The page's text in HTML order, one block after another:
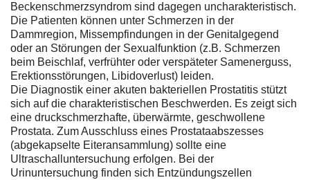
Beckenschmerzsyndrom sind dagegen uncharakteristisch.
Die Patienten können unter Schmerzen in der
Dammregion, Missempfindungen in der Genitalgegend
oder an Störungen der Sexualfunktion (z.B. Schmerzen
beim Beischlaf, verfrühter oder verspäteter Samenerguss,
Erektionsstörungen, Libidoverlust) leiden.
Die Diagnostik einer akuten bakteriellen Prostatitis stützt
sich auf die charakteristischen Beschwerden. Es zeigt sich
eine druckschmerzhafte, überwärmte, geschwollene
Prostata. Zum Ausschluss eines Prostataabszesses
(abgekapselte Eiteransammlung) sollte eine
Ultraschalluntersuchung erfolgen. Bei der
Urinuntersuchung finden sich Entzündungszellen